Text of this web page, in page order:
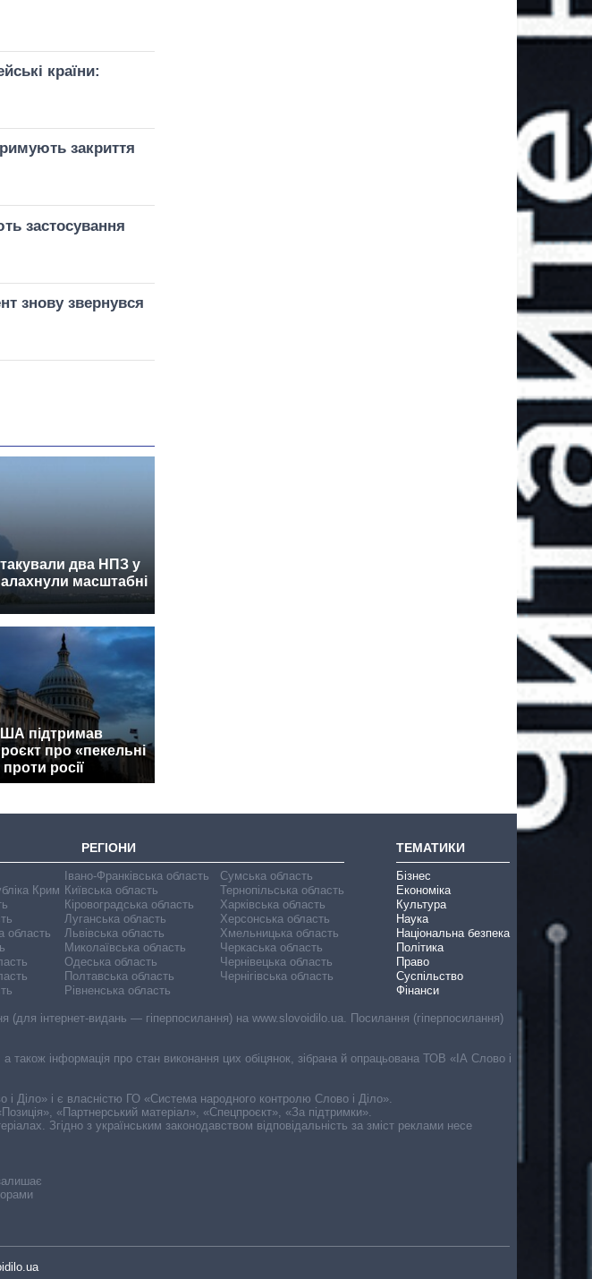
країни:
закриття
застосування
знову звернувся
два НПЗ у
масштабні
підтримав
про «пекельні
проти росії
РЕГІОНИ
Крим
область
Івано-Франківська область
Київська область
Кіровоградська область
Луганська область
Львівська область
Миколаївська область
Одеська область
Полтавська область
Рівненська область
Сумська область
Тернопільська область
Харківська область
Херсонська область
Хмельницька область
Черкаська область
Чернівецька область
Чернігівська область
ТЕМАТИКИ
Бізнес
Економіка
Культура
Наука
Національна безпека
Політика
Право
Суспільство
Фінанси
(для інтернет-видань — гіперпосилання) на www.slovoidilo.ua. Посилання (гіперпосилання)
також інформація про стан виконання цих обіцянок, зібрана й опрацьована ТОВ «ІА Слово і
Діло» і є власністю ГО «Система народного контролю Слово і Діло».
«Партнерський матеріал», «Спецпроєкт», «За підтримки».
Згідно з українським законодавством відповідальність за зміст реклами несе